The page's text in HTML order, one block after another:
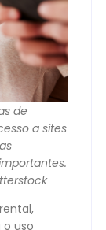
de
a sites
o uso